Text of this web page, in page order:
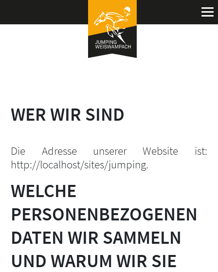
WER WIR SIND
Die Adresse unserer Website ist:
http://localhost/sites/jumping.
WELCHE
PERSONENBEZOGENEN
DATEN WIR SAMMELN
UND WARUM WIR SIE